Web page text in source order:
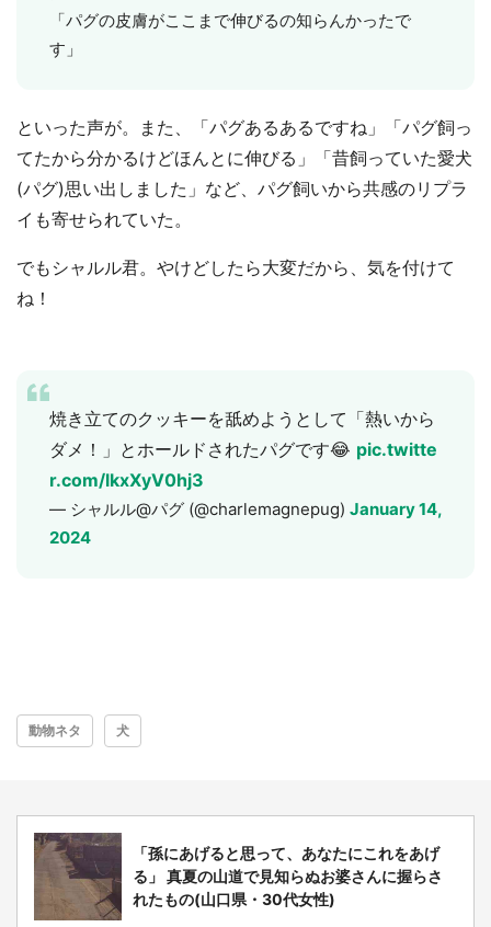
「パグの皮膚がここまで伸びるの知らんかったで
す」
といった声が。また、「パグあるあるですね」「パグ飼っ
てたから分かるけどほんとに伸びる」「昔飼っていた愛犬
(パグ)思い出しました」など、パグ飼いから共感のリプラ
イも寄せられていた。
でもシャルル君。やけどしたら大変だから、気を付けて
ね！
焼き立てのクッキーを舐めようとして「熱いから
ダメ！」とホールドされたパグです😂 pic.twitte
r.com/lkxXyV0hj3
— シャルル@パグ (@charlemagnepug) January 14,
2024
動物ネタ 犬
「孫にあげると思って、あなたにこれをあげ
る」 真夏の山道で見知らぬお婆さんに握らさ
れたもの(山口県・30代女性)